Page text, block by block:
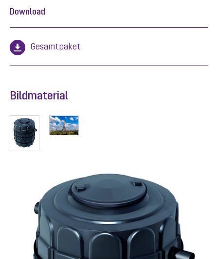
Download
Gesamtpaket
Bildmaterial